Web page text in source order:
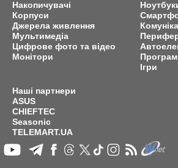
Накопичувачі
Корпуси
Джерела живлення
Мультимедіа
Цифрове фото та відео
Монітори
Ігри
Наші партнери
ASUS
CHIEFTEC
Seasonic
TELEMART.UA